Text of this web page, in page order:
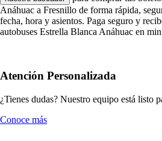
Anáhuac a Fresnillo de forma rápida,
fecha, hora y asientos. Paga seguro y
autobuses Estrella Blanca Anáhuac en
Atención Personalizada
¿Tienes dudas? Nuestro equipo está listo
Conoce más